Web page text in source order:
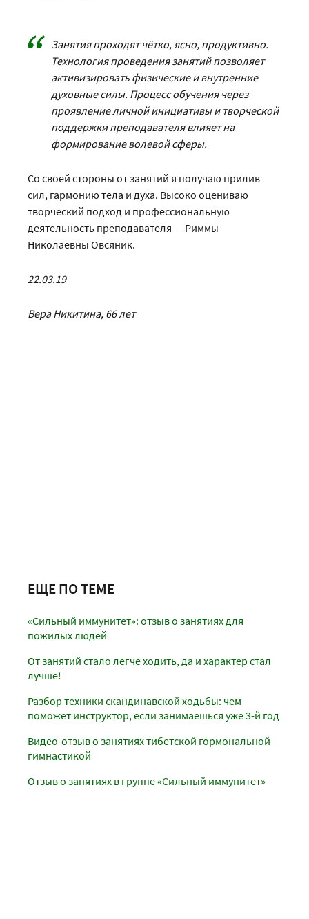
Занятия проходят чётко, ясно, продуктивно.
Технология проведения занятий позволяет
активизировать физические и внутренние
духовные силы. Процесс обучения через
проявление личной инициативы и творческой
поддержки преподавателя влияет на
формирование волевой сферы.
Со своей стороны от занятий я получаю прилив
сил, гармонию тела и духа. Высоко оцениваю
творческий подход и профессиональную
деятельность преподавателя — Риммы
Николаевны Овсяник.
22.03.19
Вера Никитина, 66 лет
ЕЩЕ ПО ТЕМЕ
«Сильный иммунитет»: отзыв о занятиях для
пожилых людей
От занятий стало легче ходить, да и характер стал
лучше!
Разбор техники скандинавской ходьбы: чем
поможет инструктор, если занимаешься уже 3-й год
Видео-отзыв о занятиях тибетской гормональной
гимнастикой
Отзыв о занятиях в группе «Сильный иммунитет»